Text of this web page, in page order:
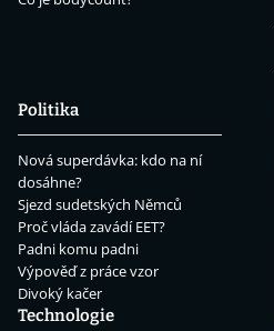
Politika
Nová superdávka: kdo na ní
dosáhne?
Sjezd sudetských Němců
Proč vláda zavádí EET?
Padni komu padni
Výpověď z práce vzor
Divoký kačer
Technologie